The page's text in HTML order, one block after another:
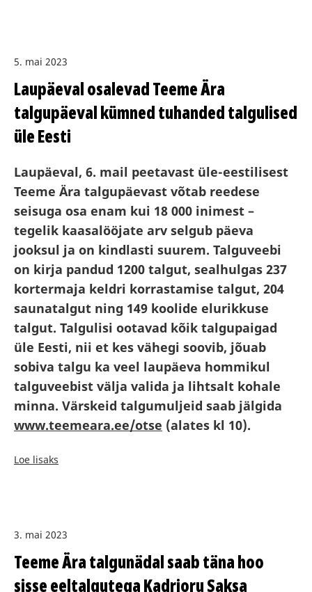
5. mai 2023
Laupäeval osalevad Teeme Ära
talgupäeval kümned tuhanded talgulised
üle Eesti
Laupäeval, 6. mail peetavast üle-eestilisest
Teeme Ära talgupäevast võtab reedese
seisuga osa enam kui 18 000 inimest –
tegelik kaasalööjate arv selgub päeva
jooksul ja on kindlasti suurem. Talguveebi
on kirja pandud 1200 talgut, sealhulgas 237
kortermaja keldri korrastamise talgut, 204
saunatalgut ning 149 koolide elurikkuse
talgut. Talgulisi ootavad kõik talgupaigad
üle Eesti, nii et kes vähegi soovib, jõuab
sobiva talgu ka veel laupäeva hommikul
talguveebist välja valida ja lihtsalt kohale
minna. Värskeid talgumuljeid saab jälgida
www.teemeara.ee/otse (alates kl 10).
Loe lisaks
3. mai 2023
Teeme Ära talgunädal saab täna hoo
sisse eeltalgutega Kadrioru Saksa